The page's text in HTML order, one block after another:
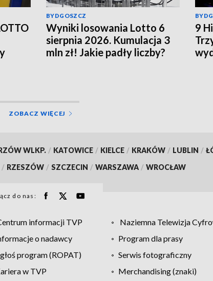
BYDGOSZCZ
Wyniki losowania Lotto 6
sierpnia 2026. Kumulacja 3
mln zł! Jakie padły liczby?
9
ZOBACZ WIĘCEJ
WLKP. / KATOWICE / KIELCE / KRAKÓW / LUBLIN /
/ RZESZÓW / SZCZECIN / WARSZAWA / WROCŁAW
do nas:
informacji TVP Naziemna Telewizja
o nadawcy
Program dla prasy
program (ROPAT)
Serwis fotograficzny
w TVP Merchandising (znaki)